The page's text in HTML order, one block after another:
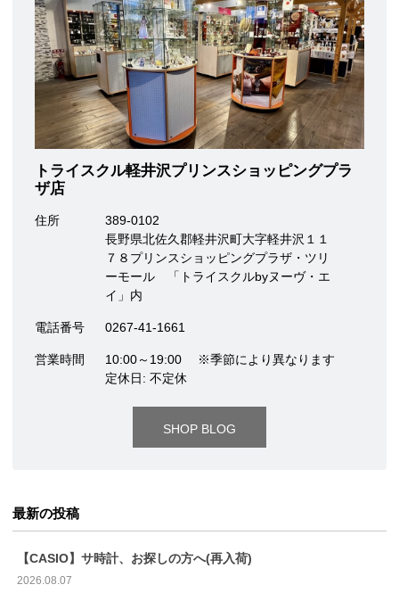
トライスクル軽井沢プリンスショッピングプラ
ザ店
住所
389-0102
長野県北佐久郡軽井沢町大字軽井沢１１
７８プリンスショッピングプラザ・ツリ
ーモール 「トライスクルbyヌーヴ・エ
イ」内
電話番号 0267-41-1661
営業時間
10:00～19:00 ※季節により異なります
定休日: 不定休
SHOP BLOG
最新の投稿
【CASIO】サ時計、お探しの方へ(再入荷)
2026.08.07